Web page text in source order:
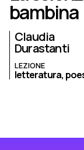
bambina
Claudia
Durastanti
LEZIONE
letteratura,